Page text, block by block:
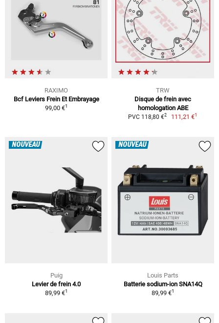
RAXIMO
Bcf Leviers Frein Et Embrayage
99,00 €1
TRW
Disque de frein avec
homologation ABE
PVC 118,80 €2 111,21 €1
NOUVEAU
Puig
Levier de frein 4.0
89,99 €1
NOUVEAU
Louis Parts
Batterie sodium-ion SNA14Q
89,99 €1